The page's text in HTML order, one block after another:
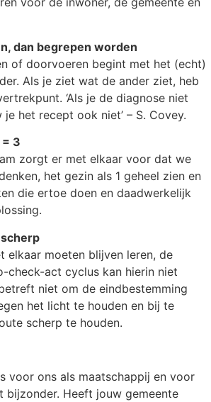
dan begrepen worden
of doorvoeren begint met het (echt)
Als je ziet wat de ander ziet, heb
‘Als je de diagnose niet
het recept ook niet’ – S. Covey.
= 3
zorgt er met elkaar voor dat we
het gezin als 1 geheel zien en
die ertoe doen en daadwerkelijk
elkaar moeten blijven leren, de
check-act cyclus kan hierin niet
niet om de eindbestemming
het licht te houden en bij te
scherp te houden.
voor ons als maatschappij en voor
bijzonder. Heeft jouw gemeente